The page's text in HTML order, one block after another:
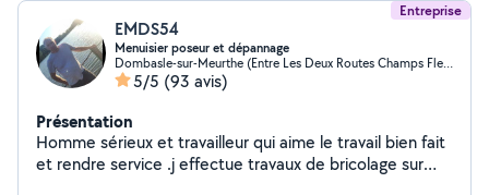
Entreprise
EMDS54
Menuisier poseur et dépannage
Dombasle-sur-Meurthe (Entre Les Deux Routes Champs Fleuris)
5/5 (93 avis)
Présentation
Homme sérieux et travailleur qui aime le travail bien fait
et rendre service .j effectue travaux de bricolage sur